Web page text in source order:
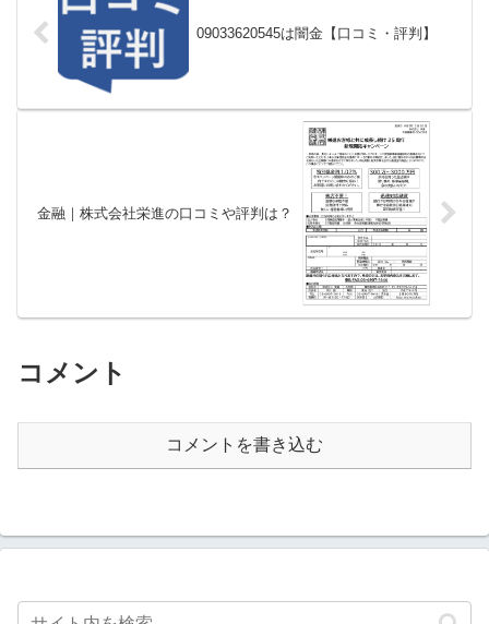
09033620545は闇金【口コミ・評判】
金融｜株式会社栄進の口コミや評判は？
コメント
コメントを書き込む